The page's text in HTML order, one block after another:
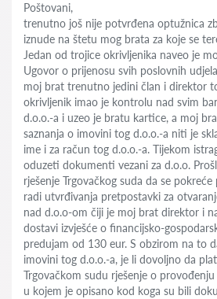
Poštovani,
trenutno još nije potvrđena optužnica
iznude na štetu mog brata za koje se
Jedan od trojice okrivljenika naveo je
Ugovor o prijenosu svih poslovnih
moj brat trenutno jedini član i direktor
okrivljenik imao je kontrolu nad svim
d.o.o.-a i uzeo je bratu kartice, a moj
saznanja o imovini tog d.o.o.-a niti je
ime i za račun tog d.o.o.-a. Tijekom
oduzeti dokumenti vezani za d.o.o.
rješenje Trgovačkog suda da se
radi utvrđivanja pretpostavki za
nad d.o.o-om čiji je moj brat direktor i
dostavi izvješće o financijsko-
predujam od 130 eur. S obzirom na to
imovini tog d.o.o.-a, je li dovoljno da
Trgovačkom sudu rješenje o
u kojem je opisano kod koga su bili